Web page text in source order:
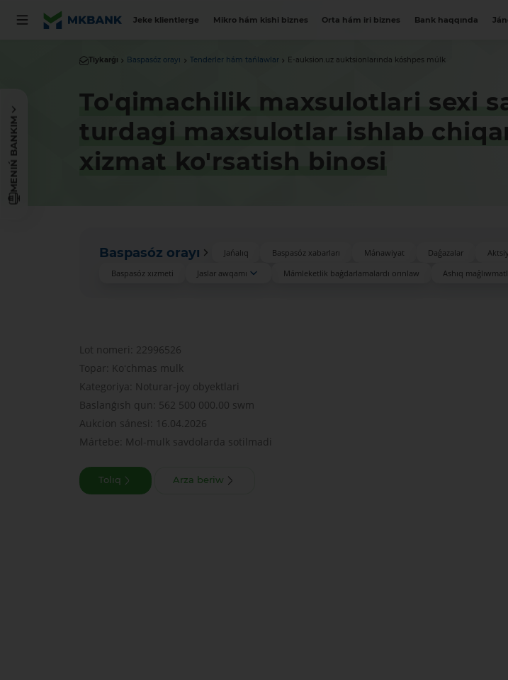
Jeke klientlerge Mikro hám kishi biznes Orta hám iri biznes Bank haqqında
MENIŃ BANKIM
Tiykarǵı Baspasóz orayı Tenderler hám tańlawlar E-auksion.uz auktsionlarında kóshpes múlk
To'qimachilik maxsulotlari sexi
turdagi maxsulotlar ishlab
xizmat ko'rsatish binosi
Baspasóz orayı Jańalıq Baspasóz xabarları Mánawiyat Daǵazalar
Baspasóz xızmeti
Jaslar awqamı Mámleketlik baǵdarlamalardı orınlaw Ashıq
Lot nomeri: 22996526
Topar: Koʻchmas mulk
Kategoriya: Noturar-joy obyektlari
Baslanǵısh qun: 562 500 000.00 swm
Aukcion sánesi: 16.04.2026
Mártebe: Mol-mulk savdolarda sotilmadi
Tolıq Arza beriw